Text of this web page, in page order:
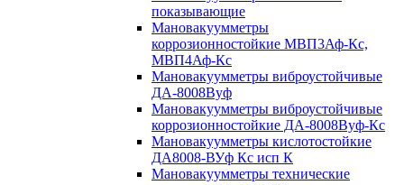
показывающие
Мановакуумметры
коррозионностойкие МВП3Аф-Кс,
МВП4Аф-Кс
Мановакуумметры виброустойчивые
ДА-8008Вуф
Мановакуумметры виброустойчивые
коррозионностойкие ДА-8008Вуф-Кс
Мановакуумметры кислотостойкие
ДА8008-ВУф Кс исп К
Мановакуумметры технические